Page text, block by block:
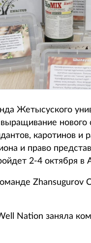
Жетысуского
нового
каротинов и
и право
2-4 октября в
Zhansugurov
Nation заняла